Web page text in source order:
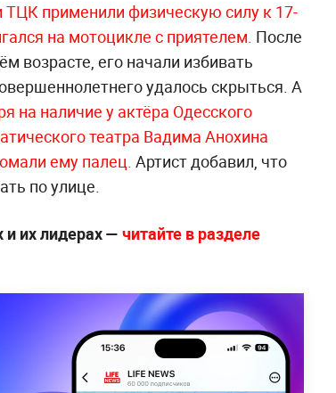
ТЦК применили физическую силу к 17-
на мотоцикле с приятелем. После
возрасте, его начали избивать
удалось скрыться. А
на наличие у актёра Одесского
театра Вадима Анохина
ему палец. Артист добавил, что
по улице.
и их лидерах — читайте в разделе